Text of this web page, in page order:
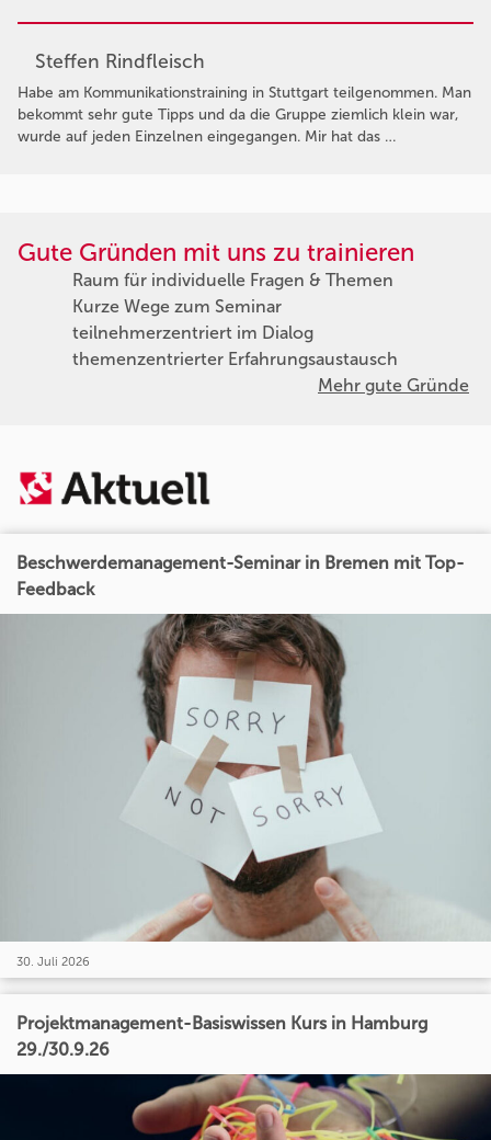
Steffen Rindfleisch
Habe am Kommunikationstraining in Stuttgart teilgenommen. Man
bekommt sehr gute Tipps und da die Gruppe ziemlich klein war,
wurde auf jeden Einzelnen eingegangen. Mir hat das …
Gute Gründen mit uns zu trainieren
Raum für individuelle Fragen & Themen
Kurze Wege zum Seminar
teilnehmerzentriert im Dialog
themenzentrierter Erfahrungsaustausch
Mehr gute Gründe
Beschwerdemanagement-Seminar in Bremen mit Top-
Feedback
30. Juli 2026
Projektmanagement-Basiswissen Kurs in Hamburg
29./30.9.26